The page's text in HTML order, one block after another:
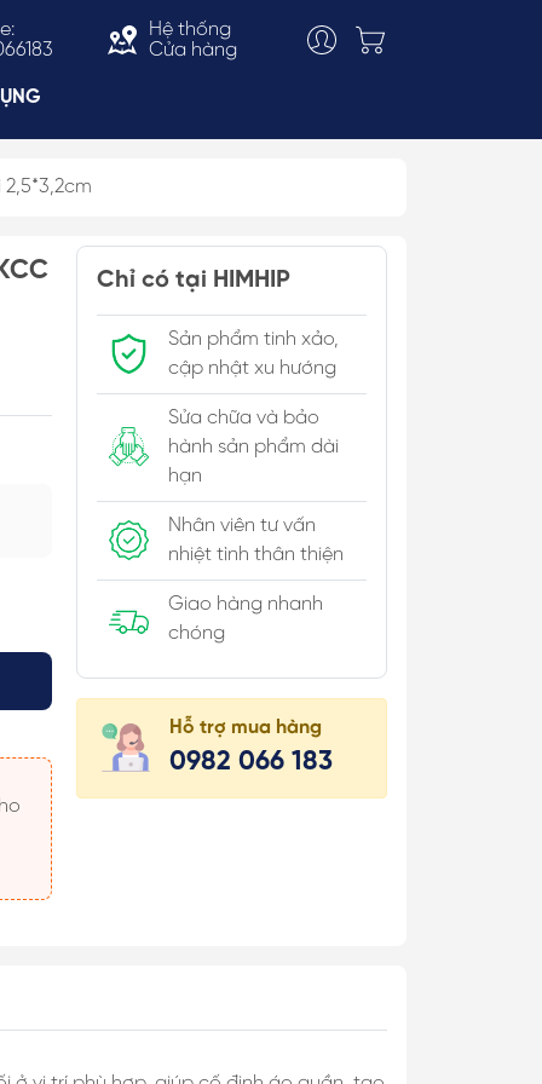
Hệ thống
Cửa hàng
Vòng Cổ Thời Trang
Kiềng Cổ
Hộp
Chỉ có tại HIMHIP
Sản phẩm tinh xảo,
cập nhật xu hướng
Sửa chữa và bảo
hành sản phẩm dài
hạn
Nhân viên tư vấn
nhiệt tình thân thiện
Giao hàng nhanh
chóng
Hỗ trợ mua hàng
0982 066 183